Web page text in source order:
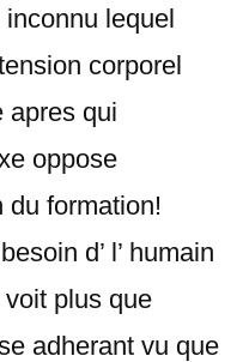
lequel
corporel
apres qui
oppose
du formation!
d’ l’ humain
plus que
adherant vu que